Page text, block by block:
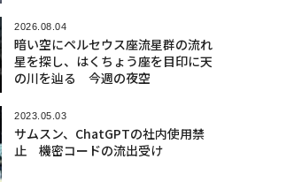
2026.08.04
暗い空にペルセウス座流星群の流れ
星を探し、はくちょう座を目印に天
の川を辿る 今週の夜空
2023.05.03
サムスン、ChatGPTの社内使用禁
止 機密コードの流出受け